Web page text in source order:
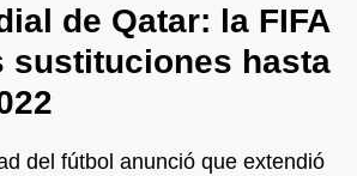
de Qatar: la FIFA
sustituciones hasta
del fútbol anunció que extendió